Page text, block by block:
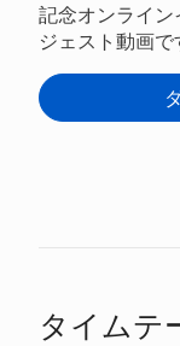
記念オンライ
ジェスト動画で
タイムテ